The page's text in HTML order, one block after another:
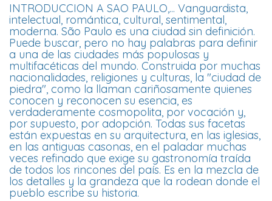
INTRODUCCION A SAO PAULO,... Vanguardista,
intelectual, romántica, cultural, sentimental,
moderna. São Paulo es una ciudad sin definición.
Puede buscar, pero no hay palabras para definir
a una de las ciudades más populosas y
multifacéticas del mundo. Construida por muchas
nacionalidades, religiones y culturas, la "ciudad de
piedra", como la llaman cariñosamente quienes
conocen y reconocen su esencia, es
verdaderamente cosmopolita, por vocación y,
por supuesto, por adopción. Todas sus facetas
están expuestas en su arquitectura, en las iglesias,
en las antiguas casonas, en el paladar muchas
veces refinado que exige su gastronomía traída
de todos los rincones del país. Es en la mezcla de
los detalles y la grandeza que la rodean donde el
pueblo escribe su historia.